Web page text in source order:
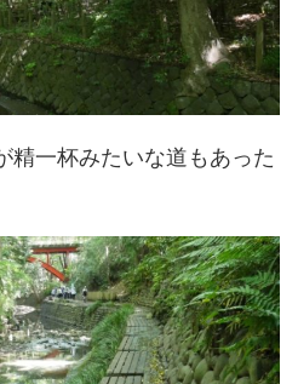
精一杯みたいな道もあった